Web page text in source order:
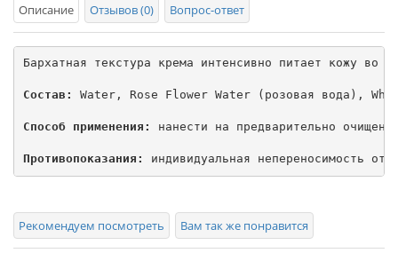
Описание Отзывов (0) Вопрос-ответ
Бархатная текстура крема интенсивно питает кожу
Состав: Water, Rose Flower Water (розовая вода),
Способ применения: нанести на предварительно
Противопоказания: индивидуальная непереносимость
Рекомендуем посмотреть Вам так же понравится